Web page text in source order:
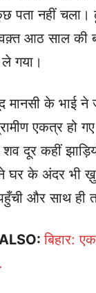
पता नहीं चला।
आठ साल की
गया।
मानसी के भाई
एकत्र हो
शव दूर कहीं
घर के अंदर भी
और साथ ही
बिहार: